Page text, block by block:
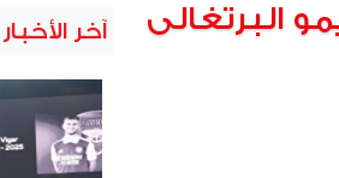
البرتغالى آخر الأخبار